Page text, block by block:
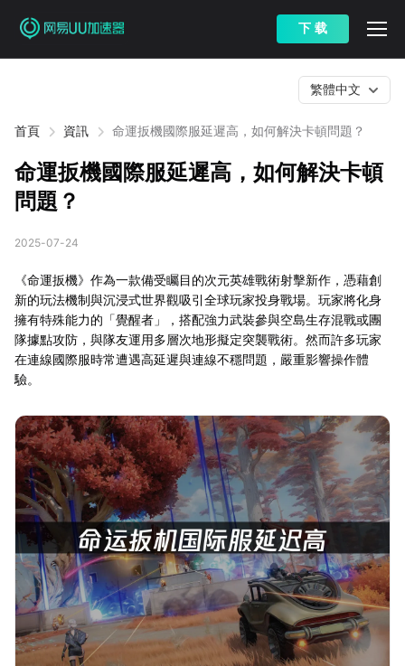
下 载
首頁 資訊 命運扳機國際服延遲高，如何解決卡頓問題？
繁體中文
命運扳機國際服延遲高，如何解決卡頓
問題？
2025-07-24
《命運扳機》作為一款備受矚目的次元英雄戰術射擊新作，憑藉創
新的玩法機制與沉浸式世界觀吸引全球玩家投身戰場。玩家將化身
擁有特殊能力的「覺醒者」，搭配強力武裝參與空島生存混戰或團
隊據點攻防，與隊友運用多層次地形擬定突襲戰術。然而許多玩家
在連線國際服時常遭遇高延遲與連線不穩問題，嚴重影響操作體
驗。